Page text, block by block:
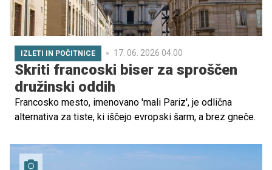
IZLETI IN POČITNICE 17. 06. 2026 04.00
Skriti francoski biser za sproščen
družinski oddih
Francosko mesto, imenovano 'mali Pariz', je odlična
alternativa za tiste, ki iščejo evropski šarm, a brez gneče.